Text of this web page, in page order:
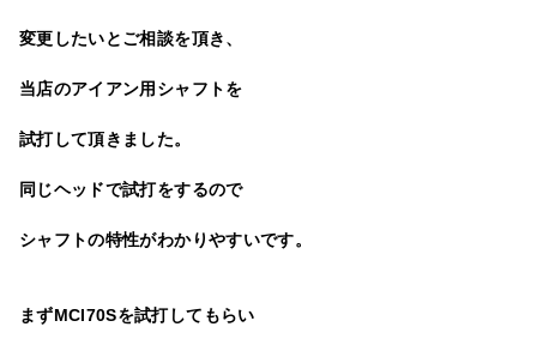
変更したいとご相談を頂き、
当店のアイアン用シャフトを
試打して頂きました。
同じヘッドで試打をするので
シャフトの特性がわかりやすいです。
まずMCI70Sを試打してもらい